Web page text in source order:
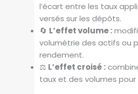
l’écart entre les taux
versés sur les dépôts.
🔄 L’effet volume :
volumétrie des actifs ou
rendement.
⚖️ L’effet croisé :
taux et des volumes